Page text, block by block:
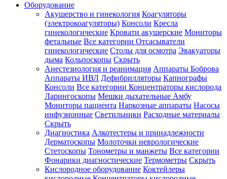
Оборудование
Акушерство и гинекология Коагуляторы
(электрокоагуляторы) Консоли Кресла
гинекологические Кровати акушерские Мониторы
фетальные Все категории Отсасыватели
гинекологические Столы для осмотра Эвакуаторы
дыма Кольпоскопы Скрыть
Анестезиология и реанимация Аппараты Боброва
Аппараты ИВЛ Дефибрилляторы Капнографы
Консоли Все категории Концентраторы кислорода
Ларингоскопы Мешки дыхательные Амбу
Мониторы пациента Наркозные аппараты Насосы
инфузионные Светильники Расходные материалы
Скрыть
Диагностика Алкотестеры и принадлежности
Дерматоскопы Молоточки неврологические
Стетоскопы Тонометры и манжеты Все категории
Фонарики диагностические Термометры Скрыть
Кислородное оборудование Коктейлеры